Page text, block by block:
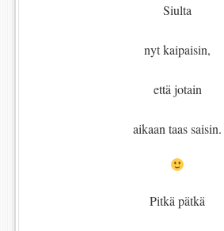
Siulta
nyt kaipaisin,
että jotain
aikaan taas saisin.
Pitkä pätkä